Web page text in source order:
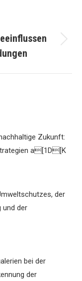
Zukunft:
a[1D[K
der
und der
bei der
der